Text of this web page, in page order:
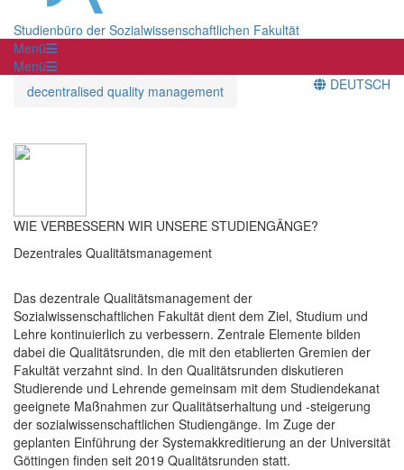
Studienbüro der Sozialwissenschaftlichen Fakultät
Menü
Menü
decentralised quality management
DEUTSCH
WIE VERBESSERN WIR UNSERE STUDIENGÄNGE?
Dezentrales Qualitätsmanagement
Das dezentrale Qualitätsmanagement der
Sozialwissenschaftlichen Fakultät dient dem Ziel, Studium und
Lehre kontinuierlich zu verbessern. Zentrale Elemente bilden
dabei die Qualitätsrunden, die mit den etablierten Gremien der
Fakultät verzahnt sind. In den Qualitätsrunden diskutieren
Studierende und Lehrende gemeinsam mit dem Studiendekanat
geeignete Maßnahmen zur Qualitätserhaltung und -steigerung
der sozialwissenschaftlichen Studiengänge. Im Zuge der
geplanten Einführung der Systemakkreditierung an der Universität
Göttingen finden seit 2019 Qualitätsrunden statt.